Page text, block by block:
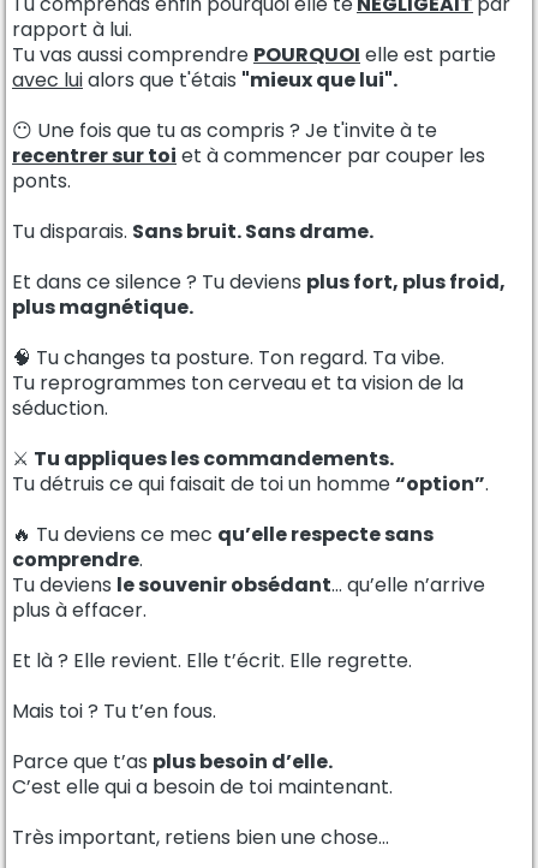
rapport à lui.
Tu vas aussi comprendre POURQUOI elle est partie
avec luialors que t'étais "mieux que lui".
😶 Une fois que tu as compris ? Je t'invite à te
recentrer sur toi et à commencer par couper les
ponts.
Tu disparais. Sans bruit. Sans drame.
Et dans ce silence ? Tu deviens plus fort, plus froid,
plus magnétique.
🧠 Tu changes ta posture. Ton regard. Ta vibe.
Tu reprogrammes ton cerveau et ta vision de la
séduction.
⚔️ Tu appliques les commandements.
Tu détruis ce qui faisait de toi un homme“option”.
🔥 Tu deviens ce mec qu’elle respecte sans
comprendre.
Tu deviens le souvenir obsédant… qu’elle n’arrive
plus à effacer.
Et là ? Elle revient. Elle t’écrit. Elle regrette.
Mais toi ? Tu t’en fous.
Parce que t’as plus besoin d’elle.
C’est elle qui a besoin de toi maintenant.
Très important, retiens bien une chose...